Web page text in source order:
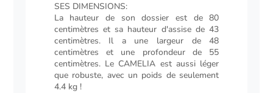
SES DIMENSIONS:
La hauteur de son dossier est de 80
centimètres et sa hauteur d'assise de 43
centimètres. Il a une largeur de 48
centimètres et une profondeur de 55
centimètres. Le CAMELIA est aussi léger
que robuste, avec un poids de seulement
4.4 kg !